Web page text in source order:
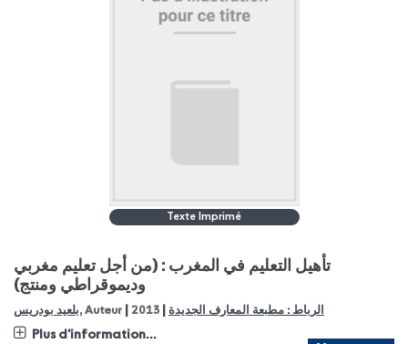
Texte Imprimé
تأهيل التعليم في المغرب : (من أجل تعليم مغربي
وديموقراطي ومنتج)
بلعيد بودريس, Auteur الرباط : مطبعة المعارف الجديدة 2013
Plus d'information...